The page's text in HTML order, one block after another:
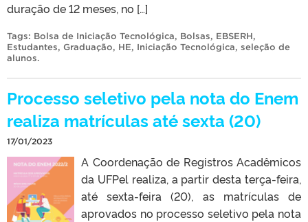
duração de 12 meses, no […]
Tags: Bolsa de Iniciação Tecnológica, Bolsas, EBSERH,
Estudantes, Graduação, HE, Iniciação Tecnológica, seleção de
alunos.
Processo seletivo pela nota do Enem
realiza matrículas até sexta (20)
17/01/2023
A Coordenação de Registros Acadêmicos
da UFPel realiza, a partir desta terça-feira,
até sexta-feira (20), as matrículas de
aprovados no processo seletivo pela nota